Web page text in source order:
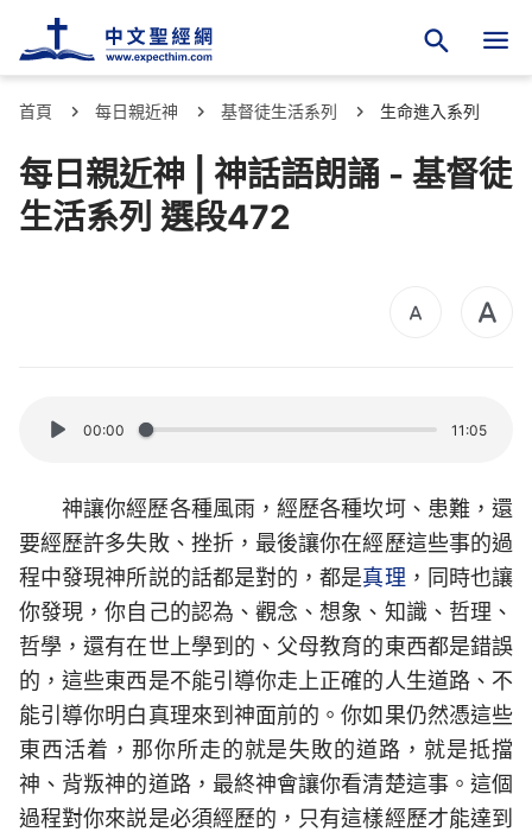
首頁 每日親近神 基督徒生活系列 生命進入系列
每日親近神 | 神話語朗誦 - 基督徒
生活系列 選段472
00:00 11:05
神讓你經歷各種風雨，經歷各種坎坷、患難，還
要經歷許多失敗、挫折，最後讓你在經歷這些事的過
程中發現神所説的話都是對的，都是真理 ，同時也讓
你發現，你自己的認為、觀念、想象、知識、哲理、
哲學，還有在世上學到的、父母教育的東西都是錯誤
的，這些東西是不能引導你走上正確的人生道路、不
能引導你明白真理來到神面前的。你如果仍然憑這些
東西活着，那你所走的就是失敗的道路，就是抵擋
神、背叛神的道路，最終神會讓你看清楚這事。這個
過程對你來説是必須經歷的，只有這樣經歷才能達到